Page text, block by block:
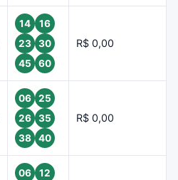
14
16
23
30
45
60
R$ 0,00
06
25
26
35
38
40
R$ 0,00
06
12